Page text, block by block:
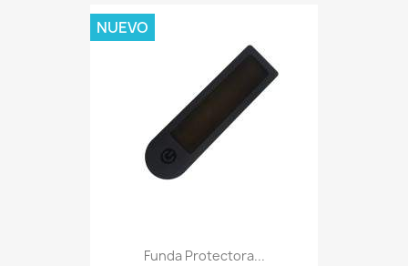
Funda Protectora...
NUEVO